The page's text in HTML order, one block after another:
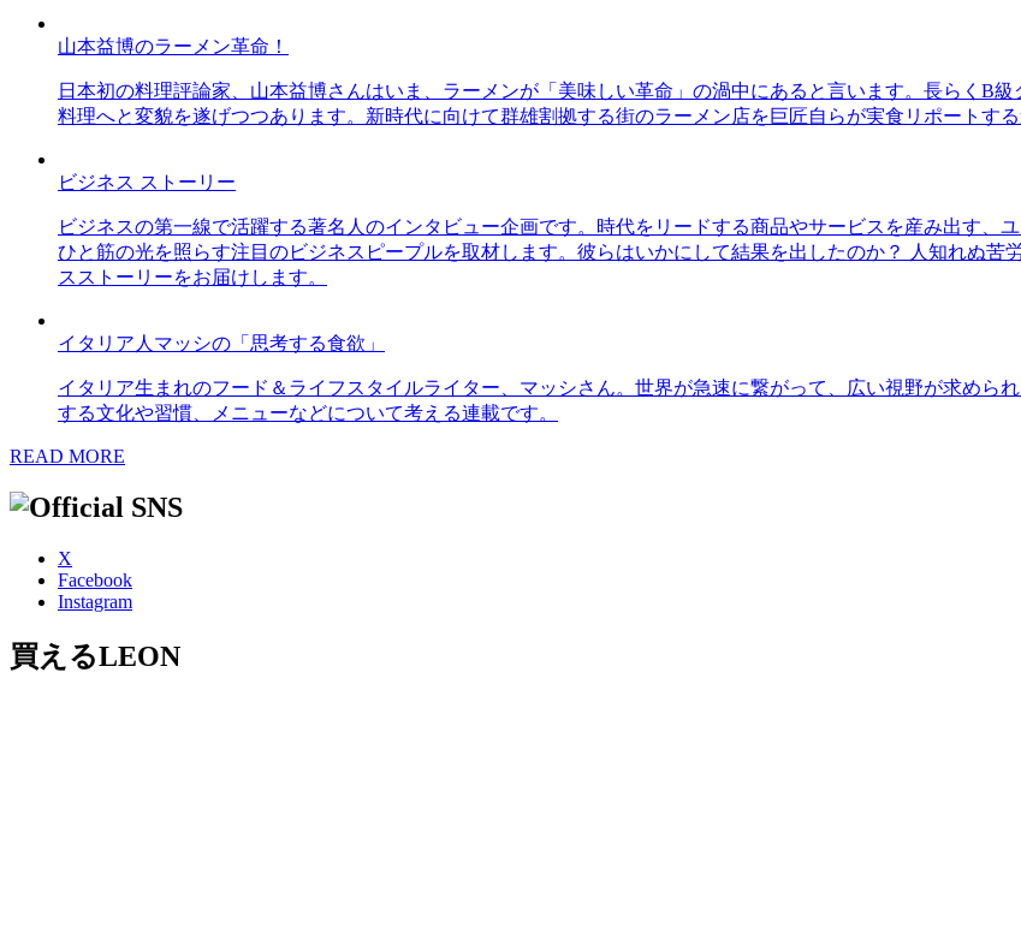
山本益博のラーメン革命！
日本初の料理評論家、山本益博さんはいま、ラーメンが「美味しい革命」の渦中にあると言います。長らくB
料理へと変貌を遂げつつあります。新時代に向けて群雄割拠する街のラーメン店を巨匠自らが実食リポートする
ビジネス ストーリー
ビジネスの第一線で活躍する著名人のインタビュー企画です。時代をリードする商品やサービスを産み出す、
ひと筋の光を照らす注目のビジネスピープルを取材します。彼らはいかにして結果を出したのか？ 人知れぬ
スストーリーをお届けします。
イタリア人マッシの「思考する食欲」
イタリア生まれのフード＆ライフスタイルライター、マッシさん。世界が急速に繋がって、広い視野が求めら
する文化や習慣、メニューなどについて考える連載です。
READ MORE
X
Facebook
Instagram
買えるLEON